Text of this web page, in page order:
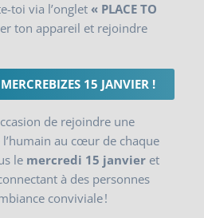
toi via l’onglet« PLACE TO
ton appareil et rejoindre
15 JANVIER !
de rejoindre une
au cœur de chaque
le mercredi 15 janvier et
à des personnes
conviviale !